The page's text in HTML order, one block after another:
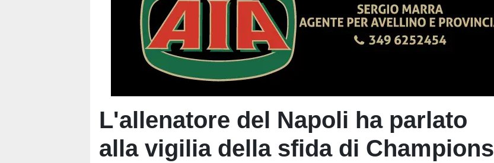
L'allenatore del Napoli ha parlato
alla vigilia della sfida di Champions